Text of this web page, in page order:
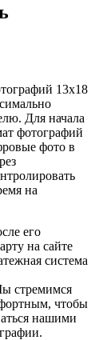
13х18
Для начала
фотографий
фото в
на
его
на сайте
система
стремимся
чтобы
нашими